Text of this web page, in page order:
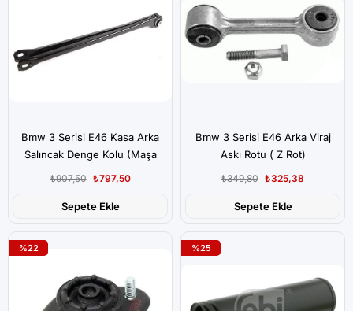
Bmw 3 Serisi E46 Kasa Arka
Salıncak Denge Kolu (Maşa
₺797,50
₺907,50
Sepete Ekle
Bmw 3 Serisi E46 Arka Viraj
Askı Rotu ( Z Rot)
₺325,38
₺349,80
Sepete Ekle
%22 %25